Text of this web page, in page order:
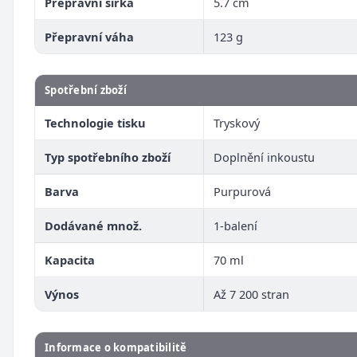
Přepravní váha 123 g
Spotřební zboží
Technologie tisku Tryskový
Typ spotřebního zboží Doplnění inkoustu
Barva Purpurová
Dodávané množ. 1-balení
Kapacita 70 ml
Výnos Až 7 200 stran
Informace o kompatibilitě